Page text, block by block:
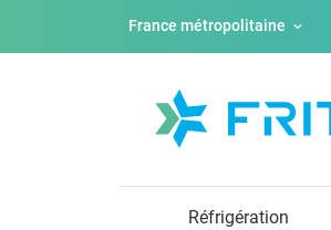
France métropolitaine
Réfrigération